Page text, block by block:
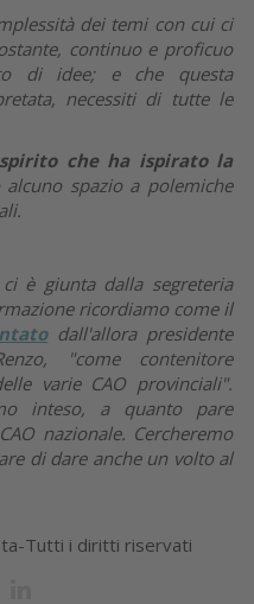
dei temi con cui ci
continuo e proficuo
di idee; e che questa
necessiti di tutte le
che ha ispirato la
spazio a polemiche
è giunta dalla segreteria
ricordiamo come il
dall'allora presidente
"come contenitore
varie CAO provinciali".
inteso, a quanto pare
nazionale. Cercheremo
di dare anche un volto al
Tutti i diritti riservati